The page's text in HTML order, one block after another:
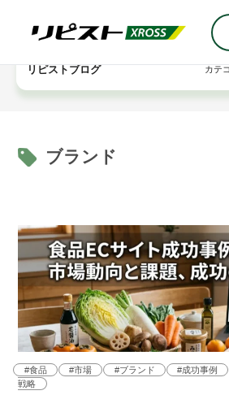
リピストブログ カテ
ブランド
食品 市場 ブランド 成功事例
戦略